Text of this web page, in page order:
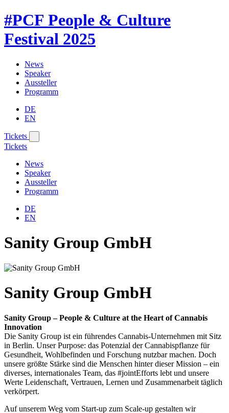
#PCF People & Culture
Festival 2025
News
Speaker
Aussteller
Programm
DE
EN
Tickets
Tickets
News
Speaker
Aussteller
Programm
DE
EN
Sanity Group GmbH
Sanity Group GmbH
Sanity Group – People & Culture at the Heart of Cannabis
Innovation
Die Sanity Group ist ein führendes Cannabis-Unternehmen mit Sitz
in Berlin. Unser Purpose: das Potenzial der Cannabispflanze für
Gesundheit, Wohlbefinden und Forschung nutzbar machen. Doch
unsere größte Stärke sind die Menschen hinter dieser Mission – ein
diverses, internationales Team, das #jointEfforts lebt und unsere
Werte Leidenschaft, Vertrauen, Lernen und Zusammenarbeit täglich
verkörpert.
Auf unserem Weg vom Start-up zum Scale-up gestalten wir